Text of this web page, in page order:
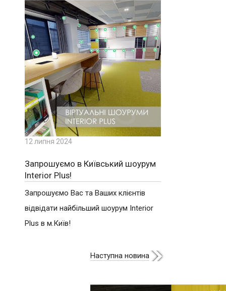
12 липня 2024
Запрошуємо в Київський шоурум
Interior Plus!
Запрошуємо Вас та Ваших клієнтів
відвідати найбільший шоурум Interior
Plus в м.Київ!
Наступна новина